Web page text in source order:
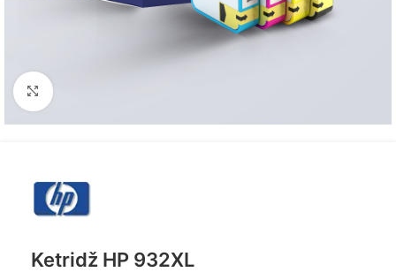
Click to enlarge
Ketridž HP 932XL